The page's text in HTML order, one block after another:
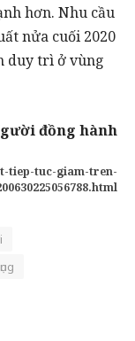
hơn. Nhu cầu
nửa cuối 2020
duy trì ở vùng
đồng hành
tiep-tuc-giam-tren-